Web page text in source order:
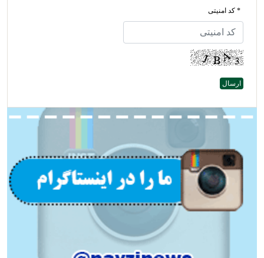
* کد امنیتی